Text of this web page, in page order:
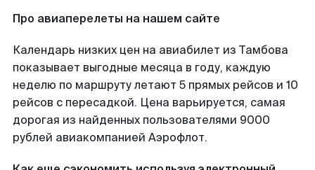
Про авиаперелеты на нашем сайте
Календарь низких цен на авиабилет из Тамбова
показывает выгодные месяца в году, каждую
неделю по маршруту летают 5 прямых рейсов и 10
рейсов с пересадкой. Цена варьируется, самая
дорогая из найденных пользователями 9000
рублей авиакомпанией Аэрофлот.